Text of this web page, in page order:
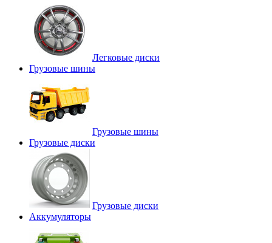
Легковые диски
Грузовые шины
Грузовые шины
Грузовые диски
Грузовые диски
Аккумуляторы